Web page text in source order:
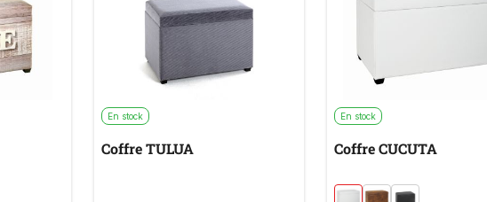
En stock
Coffre TULUA
En stock
Coffre CUCUTA